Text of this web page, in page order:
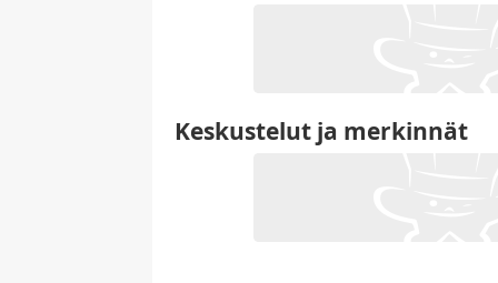
Keskustelut ja merkinnät